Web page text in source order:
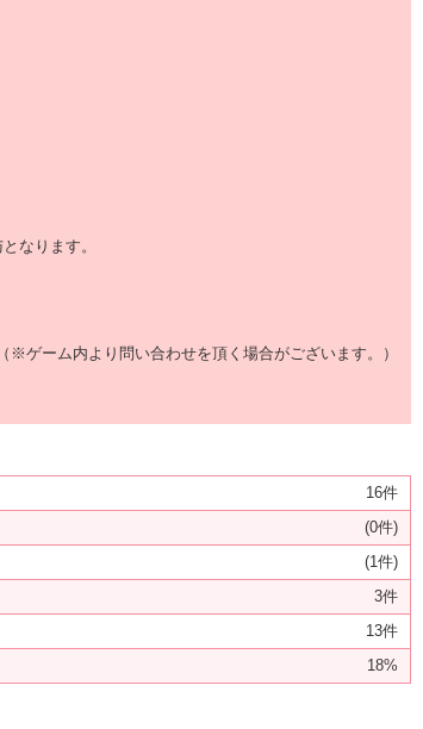
なります。
ゲーム内より問い合わせを頂く場合がございます。）
16件
(0件)
(1件)
3件
13件
18%